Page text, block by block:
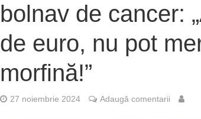
bolnav de cancer:
de euro, nu pot
morfină!”
27 noiembrie 2024 Adaugă comentarii